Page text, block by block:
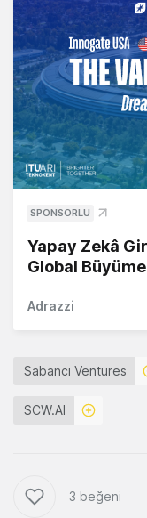
SPONSORLU
Yapay Zekâ
Global Büyüme
Adrazzi
Sabancı Ventures
SCW.AI
3 beğeni